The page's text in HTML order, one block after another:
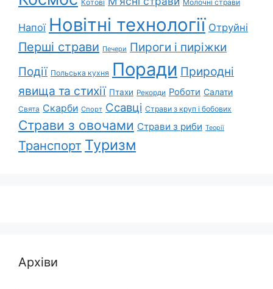
Котові Молочні страви
Напої Новітні технології Отруйні
Перші страви Печери Пироги і пиріжки
Події Польська кухня Поради Природні
явища та стихії Птахи Рекорди Роботи Салати
Свята Скарби Спорт Ссавці Страви з круп і бобових
Страви з овочами Страви з риби Теорії
Транспорт Туризм
Архіви